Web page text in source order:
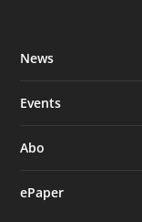
News
Events
Abo
ePaper